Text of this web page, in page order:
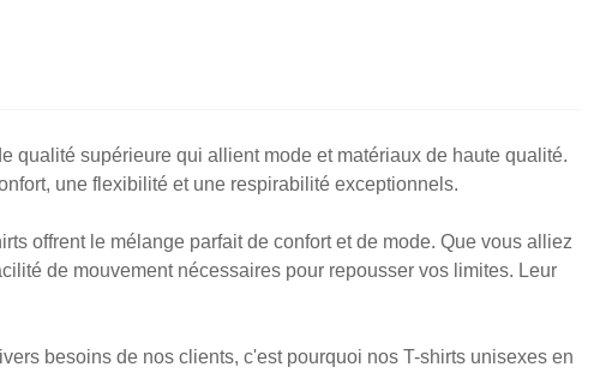
qualité supérieure qui allient mode et matériaux de haute qualité.
une flexibilité et une respirabilité exceptionnels.
offrent le mélange parfait de confort et de mode. Que vous alliez
de mouvement nécessaires pour repousser vos limites. Leur
besoins de nos clients, c'est pourquoi nos T-shirts unisexes en